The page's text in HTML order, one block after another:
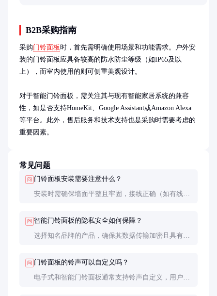
B2B采购指南
采购门铃面板 时，首先需明确使用场景和功能需求。户外安
装的门铃面板应具备较高的防水防尘等级（如IP65及以
上），而室内使用的则可侧重美观设计。
对于智能门铃面板，需关注其与现有智能家居系统的兼容
性，如是否支持HomeKit、Google Assistant或Amazon Alexa
等平台。此外，售后服务和技术支持也是采购时需要考虑的
重要因素。
常见问题
问 门铃面板安装需要注意什么？
安装时需确保墙面平整且牢固，接线正确（如有线型
认信号覆盖良好。
问 智能门铃面板的隐私安全如何保障？
选择知名品牌的产品，确保其数据传输加密且具有隐
问 门铃面板的铃声可以自定义吗？
电子式和智能门铃面板通常支持铃声自定义，用户可